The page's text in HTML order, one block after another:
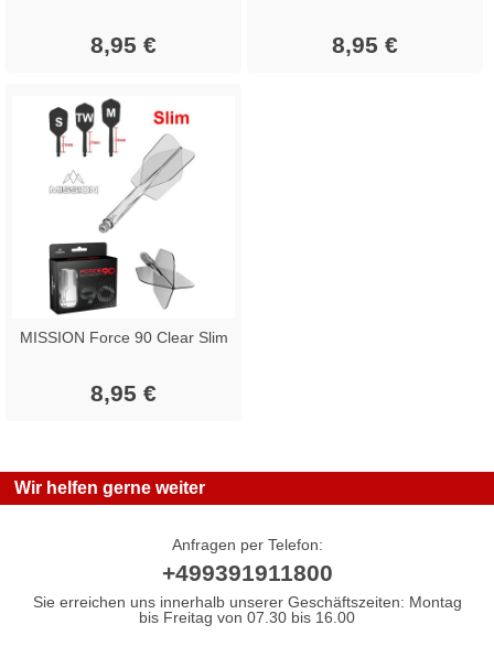
8,95 € 8,95 €
MISSION Force 90 Clear Slim
8,95 €
Wir helfen gerne weiter
Anfragen per Telefon:
+499391911800
Sie erreichen uns innerhalb unserer Geschäftszeiten: Montag
bis Freitag von 07.30 bis 16.00